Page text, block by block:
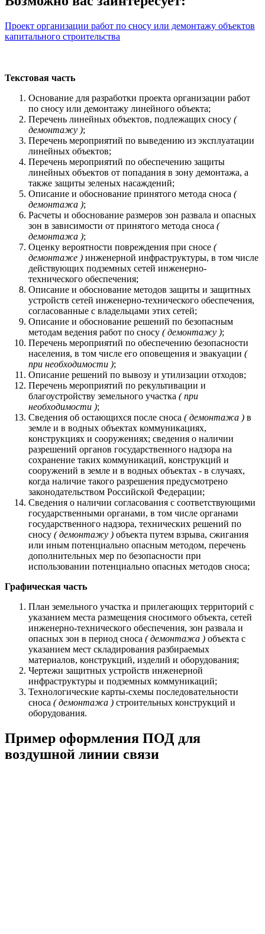
Проект организации работ по сносу или демонтажу объектов
капитального строительства
Текстовая часть
Основание для разработки проекта организации работ
по сносу или демонтажу линейного объекта;
Перечень линейных объектов, подлежащих сносу (
демонтажу );
Перечень мероприятий по выведению из эксплуатации
линейных объектов;
Перечень мероприятий по обеспечению защиты
линейных объектов от попадания в зону демонтажа, а
также защиты зеленых насаждений;
Описание и обоснование принятого метода сноса (
демонтажа );
Расчеты и обоснование размеров зон развала и опасных
зон в зависимости от принятого метода сноса (
демонтажа );
Оценку вероятности повреждения при сносе (
демонтаже ) инженерной инфраструктуры, в том числе
действующих подземных сетей инженерно-
технического обеспечения;
Описание и обоснование методов защиты и защитных
устройств сетей инженерно-технического обеспечения,
согласованные с владельцами этих сетей;
Описание и обоснование решений по безопасным
методам ведения работ по сносу ( демонтажу );
Перечень мероприятий по обеспечению безопасности
населения, в том числе его оповещения и эвакуации (
при необходимости );
Описание решений по вывозу и утилизации отходов;
Перечень мероприятий по рекультивации и
благоустройству земельного участка ( при
необходимости );
Сведения об остающихся после сноса ( демонтажа ) в
земле и в водных объектах коммуникациях,
конструкциях и сооружениях; сведения о наличии
разрешений органов государственного надзора на
сохранение таких коммуникаций, конструкций и
сооружений в земле и в водных объектах - в случаях,
когда наличие такого разрешения предусмотрено
законодательством Российской Федерации;
Сведения о наличии согласования с соответствующими
государственными органами, в том числе органами
государственного надзора, технических решений по
сносу ( демонтажу ) объекта путем взрыва, сжигания
или иным потенциально опасным методом, перечень
дополнительных мер по безопасности при
использовании потенциально опасных методов сноса;
Графическая часть
План земельного участка и прилегающих территорий с
указанием места размещения сносимого объекта, сетей
инженерно-технического обеспечения, зон развала и
опасных зон в период сноса ( демонтажа ) объекта с
указанием мест складирования разбираемых
материалов, конструкций, изделий и оборудования;
Чертежи защитных устройств инженерной
инфраструктуры и подземных коммуникаций;
Технологические карты-схемы последовательности
сноса ( демонтажа ) строительных конструкций и
оборудования.
Пример оформления ПОД для
воздушной линии связи